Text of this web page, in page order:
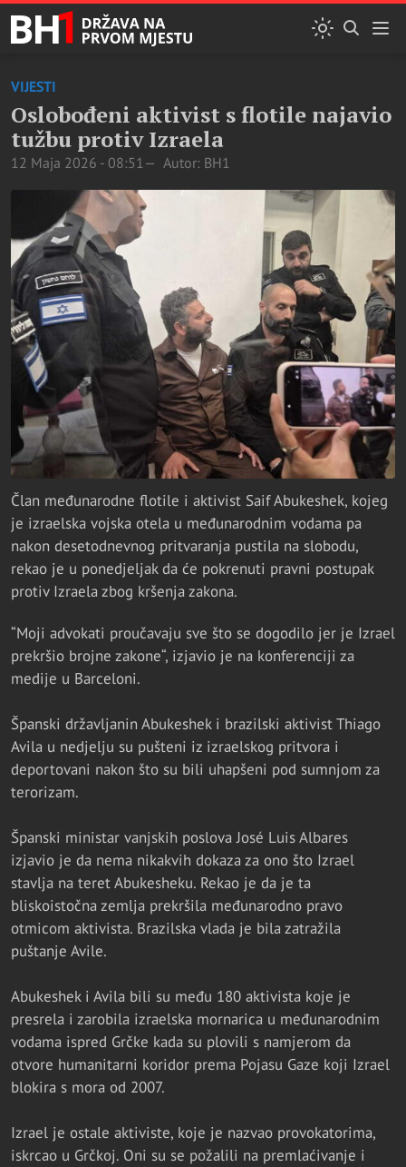
VIJESTI
Oslobođeni aktivist s flotile najavio
tužbu protiv Izraela
12 Maja 2026 - 08:51 Autor: BH1
Član međunarodne flotile i aktivist Saif Abukeshek, kojeg
je izraelska vojska otela u međunarodnim vodama pa
nakon desetodnevnog pritvaranja pustila na slobodu,
rekao je u ponedjeljak da će pokrenuti pravni postupak
protiv Izraela zbog kršenja zakona.
“Moji advokati proučavaju sve što se dogodilo jer je Izrael
prekršio brojne zakone“, izjavio je na konferenciji za
medije u Barceloni.
Španski državljanin Abukeshek i brazilski aktivist Thiago
Avila u nedjelju su pušteni iz izraelskog pritvora i
deportovani nakon što su bili uhapšeni pod sumnjom za
terorizam.
Španski ministar vanjskih poslova José Luis Albares
izjavio je da nema nikakvih dokaza za ono što Izrael
stavlja na teret Abukesheku. Rekao je da je ta
bliskoistočna zemlja prekršila međunarodno pravo
otmicom aktivista. Brazilska vlada je bila zatražila
puštanje Avile.
Abukeshek i Avila bili su među 180 aktivista koje je
presrela i zarobila izraelska mornarica u međunarodnim
vodama ispred Grčke kada su plovili s namjerom da
otvore humanitarni koridor prema Pojasu Gaze koji Izrael
blokira s mora od 2007.
Izrael je ostale aktiviste, koje je nazvao provokatorima,
iskrcao u Grčkoj. Oni su se požalili na premlaćivanje i